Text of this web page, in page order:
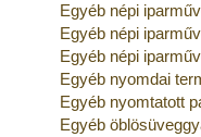
Egyéb népi
Egyéb népi
Egyéb népi
Egyéb nyomdai
Egyéb nyomtatott
Egyéb